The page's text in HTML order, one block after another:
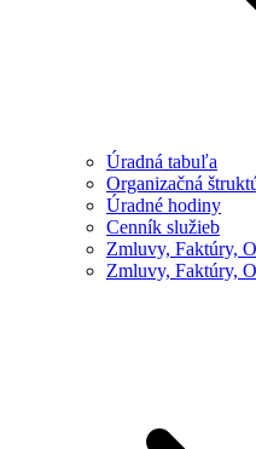
Úradná tabuľa
Organizačná
Úradné hodiny
Cenník služieb
Zmluvy, Faktúry,
Zmluvy, Faktúry,